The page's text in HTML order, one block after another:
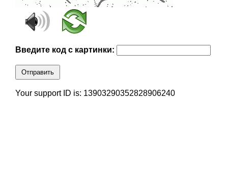
Введите код с картинки:
Отправить
Your support ID is: 13903290352828906240